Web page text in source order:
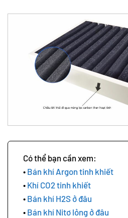
Bán khí Argon tinh khiết
Khí CO2 tinh khiết
Bán khí H2S ở đâu
Bán khí Nitơ lỏng ở đâu